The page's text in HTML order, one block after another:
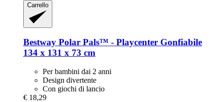
Carrello
Bestway Polar Pals™ -​ Playcenter Gonfiabile
134 x 131 x 73 cm
Per bambini dai 2 anni
Design divertente
Con giochi di lancio
€ 18,29